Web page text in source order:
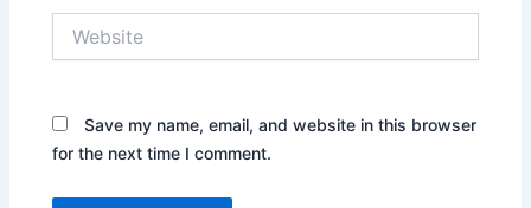
Save my name, email, and website in this browser
for the next time I comment.